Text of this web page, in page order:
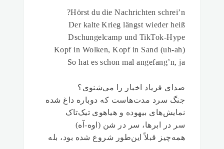
Hörst du die Nachrichten schrei’n?
Der kalte Krieg längst wieder heiß
Dschungelcamp und TikTok-Hype
Kopf in Wolken, Kopf in Sand (uh-ah)
So hat es schon mal angefang’n, ja
صدای فریاد اخبار را می‌شنوی؟
جنگ سرد مدت‌هاست که دوباره داغ شده
نمایش‌های بیهوده و هیاهوی تیک‌تاک
سر در ابرها، سر در شن (اوه-آه)
همه‌چیز قبلاً این‌طور شروع شده بود، بله